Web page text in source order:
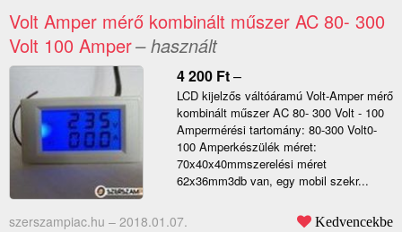
Volt Amper mérő kombinált műszer AC 80- 300
Volt 100 Amper– használt
4 200 Ft–
LCD kijelzős váltóáramú Volt-Amper mérő
kombinált műszer AC 80- 300 Volt - 100
Ampermérési tartomány: 80-300 Volt0-
100 Amperkészülék méret:
70x40x40mmszerelési méret
62x36mm3db van, egy mobil szekr...
szerszampiac.hu – 2018.01.07. Kedvencekbe